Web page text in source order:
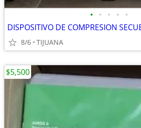
• • • • •
8/6 TIJUANA
$5,500